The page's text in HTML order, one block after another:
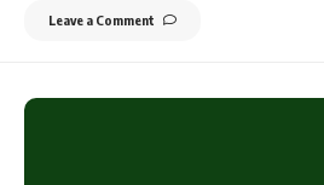
Leave a Comment